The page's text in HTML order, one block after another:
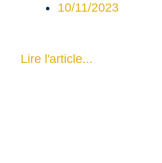
10/11/2023
Lire l'article...